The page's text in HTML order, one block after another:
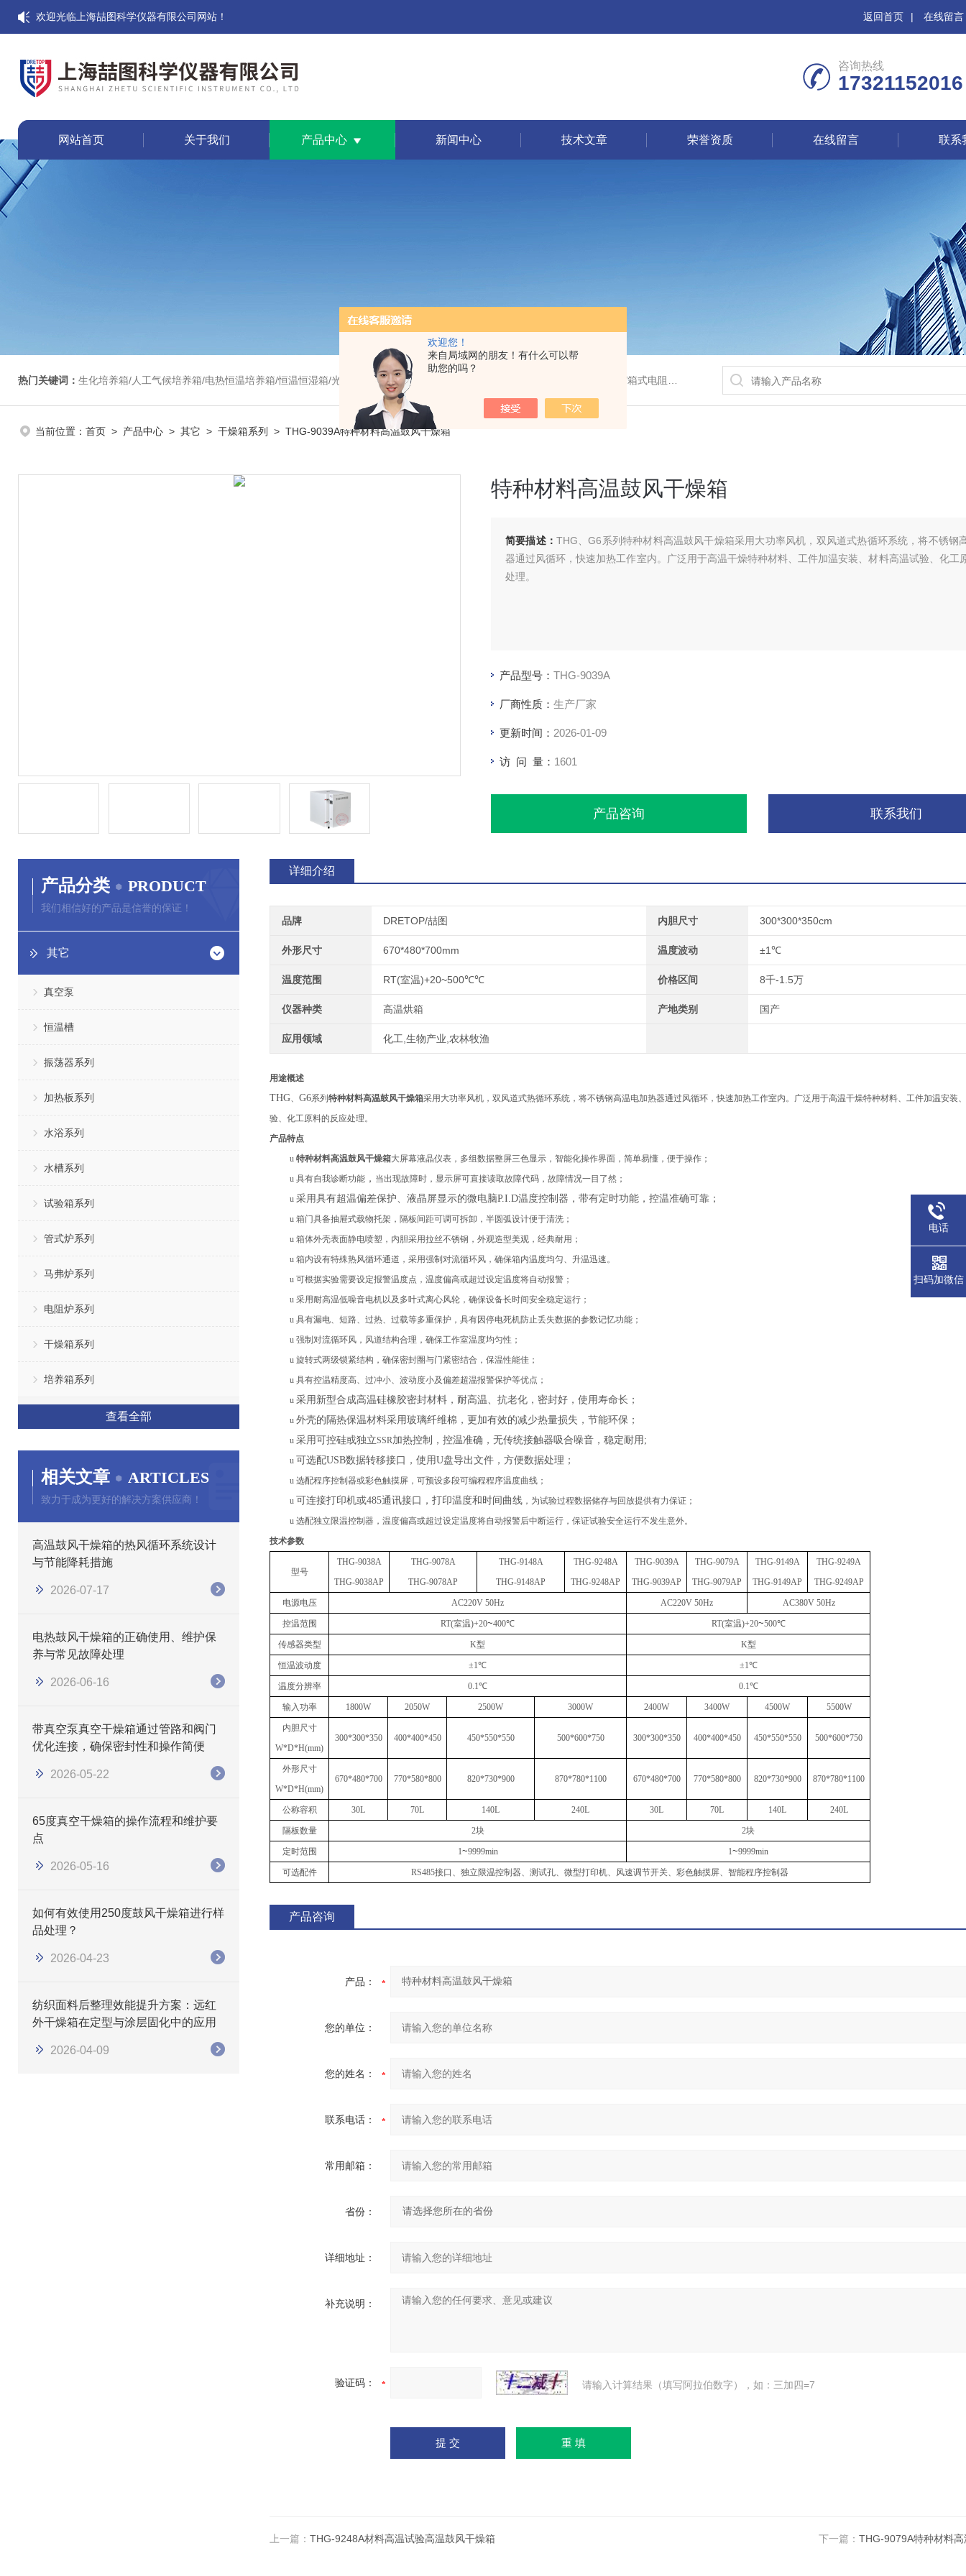
欢迎您！
来自局域网的朋友！有什么可以帮
助您的吗？
欢迎光临上海喆图科学仪器有限公司网站！ 返回首页 | 在线留言
咨询热线
17321152016
网站首页 关于我们 产品中心 新闻中心 技术文章 荣誉资质 在线留言 联系
热门关键词： 生化培养箱/人工气候培养箱/电热恒温培养箱/恒温恒湿箱/光照培养箱/二氧化碳培养箱等/恒温干燥箱/真空干燥箱/高温烘箱等/箱式电阻炉/陶瓷纤维马弗炉/高温马弗炉/管式炉/气氛炉/试验箱/摇床/振荡器/水槽/水浴锅等
当前位置： 首页 > 产品中心 > 其它 > 干燥箱系列 > THG-9039A特种材料高温鼓风干燥箱
特种材料高温鼓风干燥箱
简要描述： THG、G6系列特种材料高温鼓风干燥箱采用大功率风机，双风道式热循环系统，将不锈钢
器通过风循环，快速加热工作室内。广泛用于高温干燥特种材料、工件加温安装、材料高温试验、化工
处理。
产品型号： THG-9039A
厂商性质： 生产厂家
更新时间： 2026-01-09
访 问 量： 1601
产品咨询 联系我们
产品分类 PRODUCT
我们相信好的产品是信誉的保证！
其它
真空泵
恒温槽
振荡器系列
加热板系列
水浴系列
水槽系列
试验箱系列
管式炉系列
马弗炉系列
电阻炉系列
干燥箱系列
培养箱系列
查看全部
相关文章 ARTICLES
致力于成为更好的解决方案供应商！
高温鼓风干燥箱的热风循环系统设计
与节能降耗措施
2026-07-17
电热鼓风干燥箱的正确使用、维护保
养与常见故障处理
2026-06-16
带真空泵真空干燥箱通过管路和阀门
优化连接，确保密封性和操作简便
2026-05-22
65度真空干燥箱的操作流程和维护要
点
2026-05-16
如何有效使用250度鼓风干燥箱进行样
品处理？
2026-04-23
纺织面料后整理效能提升方案：远红
外干燥箱在定型与涂层固化中的应用
2026-04-09
详细介绍
品牌 DRETOP/喆图 内胆尺寸 300*300*350cm
外形尺寸 670*480*700mm 温度波动 ±1℃
温度范围 RT(室温)+20~500℃℃ 价格区间 8千-1.5万
仪器种类 高温烘箱 产地类别 国产
应用领域 化工,生物产业,农林牧渔
用途概述
THG、 G6系列 特种材料高温鼓风干燥箱采用大功率风机，双风道式热循环系统，将不锈钢高温电加热器通过风循环，快速加热工作室内。广泛用于高温干燥特种材料、工件加温安装
验、化工原料的反应处理。
产品特点
u 特种材料高温鼓风干燥箱大屏幕液晶仪表 ，多组数据整屏三色显示，智能化操作界面，简单易懂，便于操作；
u 具有自我诊断功能 ， 当出现故障时，显示屏可直接读取故障代码 ， 故障情况一目了然 ；
u 采用具有超温偏差保护、液晶屏显示的微电脑P.I.D温度控制器，带有定时功能，控温准确可靠；
u 箱门具备抽屉式载物托架，隔板间距可调可拆卸，半圆弧设计便于清洗；
u 箱体外壳表面静电喷塑，内胆采用拉丝不锈钢，外观造型美观，经典耐用；
u 箱内设有特殊热风循环通道，采用强制对流循环风，确保箱内温度均匀、升温迅速。
u 可根据实验需要设定报警温度点，温度偏高或超过设定温度将自动报警；
u 采用耐高温低噪音电机以及多叶式离心风轮，确保设备长时间安全稳定运行；
u 具有漏电、短路、过热、过载等多重保护，具有因停电死机防止丢失数据的参数记忆功能；
u 强制对流循环风 ， 风道结构合理 ， 确保工作室温度均匀性；
u 旋转式两级锁紧结构 ， 确保密封圈与门紧密结合 ， 保温性能佳 ；
u 具有控温精度高、过冲小、波动度小及偏差超温报警保护等优点 ；
u 采用新型合成高温硅橡胶密封材料，耐高温、抗老化，密封好，使用寿命长；
u 外壳的隔热保温材料采用玻璃纤维棉，更加有效的减少热量损失，节能环保；
u 采用可控硅或独立SSR加热控制，控温准确，无传统接触器吸合噪音，稳定耐用 ;
u 可选配USB数据转移接口，使用U盘导出文件，方便数据处理；
u 选配程序控制器或彩色触摸屏，可预设多段可编程程序温度曲线；
u 可连接打印机或485通讯接口，打印温度和时间曲线 ， 为试验过程数据储存与回放提供有力保证；
u 选配独立限温控制器，温度偏高或超过设定温度将自动报警后中断运行，保证试验安全运行不发生意外。
技术参数
型号
THG-9038A
THG-9038AP
THG-9078A
THG-9078AP
THG-9148A
THG-9148AP
THG-9248A
THG-9248AP
THG-9039A
THG-9039AP
THG-9079A
THG-9079AP
THG-9149A
THG-9149AP
THG-9249A
THG-9249AP
电源电压 AC220V 50Hz AC220V 50Hz AC380V 50Hz
控温范围 RT(室温)+20~400℃ RT(室温)+20~500℃
传感器类型 K型 K型
恒温波动度 ±1℃ ±1℃
温度分辨率 0.1℃ 0.1℃
输入功率 1800W 2050W 2500W 3000W 2400W 3400W 4500W 5500W
内胆尺寸
W*D*H(mm)
300*300*350 400*400*450 450*550*550 500*600*750 300*300*350 400*400*450 450*550*550 500*600*750
外形尺寸
W*D*H(mm)
670*480*700 770*580*800 820*730*900 870*780*1100 670*480*700 770*580*800 820*730*900 870*780*1100
公称容积 30L 70L 140L 240L 30L 70L 140L 240L
隔板数量 2块 2块
定时范围 1~9999min 1~9999min
可选配件 RS485接口、独立限温控制器、测试孔、微型打印机、风速调节开关、彩色触摸屏、 智能程序控制器
产品咨询
产品：
您的单位：
您的姓名：
联系电话：
常用邮箱：
省份：
详细地址：
补充说明：
验证码： 请输入计算结果（填写阿拉伯数字），如：三加四=7
上一篇： THG-9248A材料高温试验高温鼓风干燥箱 下一篇： THG-9079A特种材料
电话
扫码加微信